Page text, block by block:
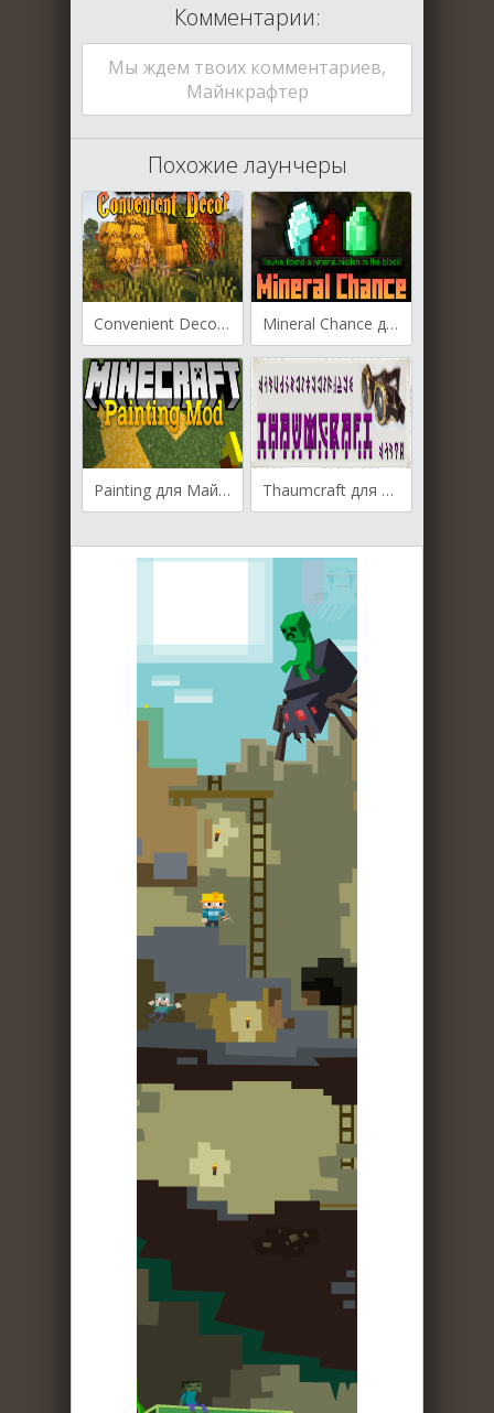
Комментарии:
Мы ждем твоих комментариев,
Майнкрафтер
Похожие лаунчеры
Convenient Decor для Майнкрафт 1.19.2 Mineral Chance для Майнкрафт [1.19.3, 1.19.2, 1.19.1]
Painting для Майнкрафт [1.11.2, 1.12.2, 1.14.3] Thaumcraft для Майнкрафт [1.12.2, 1.10.2]